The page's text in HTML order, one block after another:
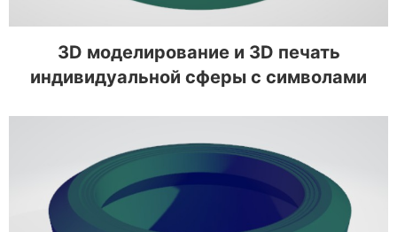
3D моделирование и 3D печать
индивидуальной сферы с символами